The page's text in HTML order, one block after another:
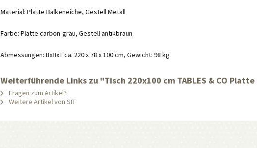
Material: Platte Balkeneiche, Gestell Metall
Farbe: Platte carbon-grau, Gestell antikbraun
Abmessungen: BxHxT ca. 220 x 78 x 100 cm, Gewicht: 98 kg
Weiterführende Links zu "Tisch 220x100 cm TABLES & CO
Fragen zum Artikel?
Weitere Artikel von SIT